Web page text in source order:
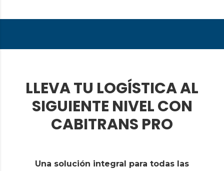
LLEVA TU LOGÍSTICA AL
SIGUIENTE NIVEL CON
CABITRANS PRO
Una solución integral para todas las